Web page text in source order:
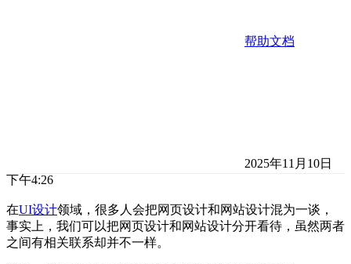
帮助文档
2025年11月10日
下午4:26
在UI设计领域，很多人会把网页设计和网站设计混为一谈，
事实上，我们可以把网页设计和网站设计分开看待，虽然两者
之间有相关联系却并不一样。